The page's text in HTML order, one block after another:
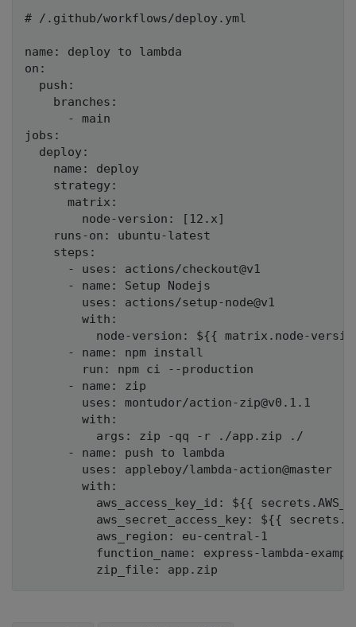
# /.github/workflows/deploy.yml
name: deploy to lambda
on:
  push:
    branches:
      - main
jobs:
  deploy:
    name: deploy
    strategy:
      matrix:
        node-version: [12.x]
    runs-on: ubuntu-latest
    steps:
      - uses: actions/checkout@v1
      - name: Setup Nodejs
        uses: actions/setup-node@v1
        with:
node-version: ${{ matrix.node-
      - name: npm install
        run: npm ci --production
      - name: zip
        uses: montudor/action-zip@v0.1.1
        with:
          args: zip -qq -r ./app.zip ./
      - name: push to lambda
        uses: appleboy/lambda-action@master
        with:
aws_access_key_id: ${{
aws_secret_access_key: ${{
          aws_region: eu-central-1
function_name: express-lambda-